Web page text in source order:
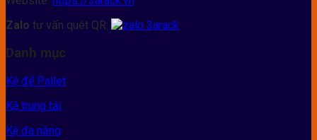
Zalo tư vấn quét QR:
Danh mục
Kệ để Pallet
Kệ trung tải
Kệ đa năng